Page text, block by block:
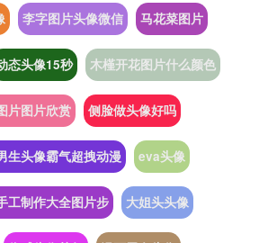
李字图片头像微信 马花菜图片
态头像15秒 木槿开花图片什么颜色
片图片欣赏 侧脸做头像好吗
生头像霸气超拽动漫 eva头像
工制作大全图片步 大姐头头像